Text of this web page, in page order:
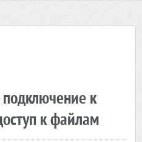
к
к файлам